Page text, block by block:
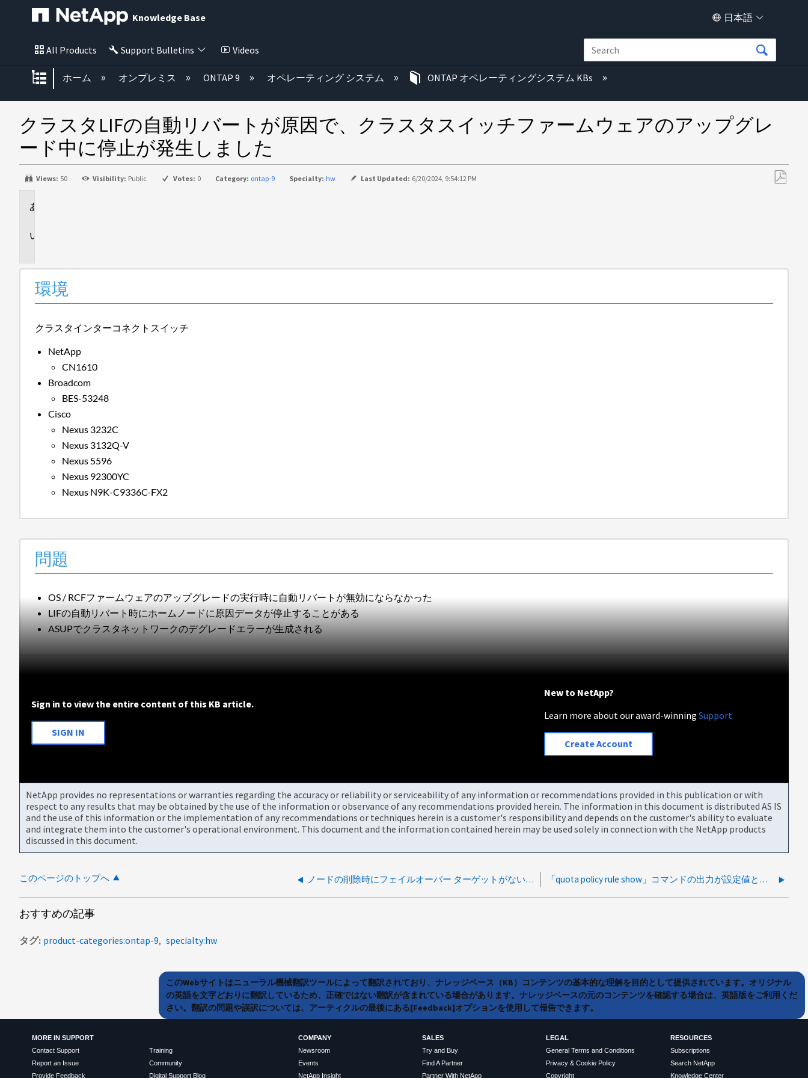
Knowledge Base 日本語
All Products Support Bulletins Videos
グローバル階層を展開/折りたたむ
ホーム オンプレミス ONTAP 9 オペレーティング システム ONTAP オペレーティングシステム KBs
クラスタLIFの自動リバートが原因で、クラスタスイッチファームウェアのアップグレ
ード中に停止が発生しました
Views: 50 Visibility: Public Votes: 0 Category: ontap-9 Specialty: hw Last Updated: 6/20/2024, 9:54:12 PM
環境
クラスタインターコネクトスイッチ
NetApp
CN1610
Broadcom
BES-53248
Cisco
Nexus 3232C
Nexus 3132Q-V
Nexus 5596
Nexus 92300YC
Nexus N9K-C9336C-FX2
問題
OS / RCFファームウェアのアップグレードの実行時に自動リバートが無効にならなかった
LIFの自動リバート時にホームノードに原因データが停止することがある
ASUPでクラスタネットワークのデグレードエラーが生成される
Sign in to view the entire content of this KB article.
SIGN IN
New to NetApp?
Learn more about our award-winningSupport
Create Account
NetApp provides no representations or warranties regarding the accuracy or reliability or serviceability of any information or recommendations provided in this publication or with
respect to any results that may be obtained by the use of the information or observance of any recommendations provided herein. The information in this document is distributed AS IS
and the use of this information or the implementation of any recommendations or techniques herein is a customer's responsibility and depends on the customer's ability to evaluate
and integrate them into the customer's operational environment. This document and the information contained herein may be used solely in connection with the NetApp products
discussed in this document.
このページのトップへ ノードの削除時にフェイルオーバー ターゲットがないための停止 「quota policy rule show」コマンドの出力が設定値と異なる
おすすめの記事
タグ product-categories:ontap-9 specialty:hw
このWebサイトはニューラル機械翻訳ツールによって翻訳されており、ナレッジベース（KB）コンテンツの基本的な理解を目的として提供されています。オリジナル
の英語を文字どおりに翻訳しているため、正確ではない翻訳が含まれている場合があります。ナレッジベースの元のコンテンツを確認する場合は、英語版をご利用くだ
さい。翻訳の問題や誤訳については、アーティクルの最後にある[Feedback]オプションを使用して報告できます。
MORE IN SUPPORT
Contact Support
Report an Issue
Provide Feedback
Training
Community
Digital Support Blog
COMPANY
Newsroom
Events
NetApp Insight
SALES
Try and Buy
Find A Partner
Partner With NetApp
LEGAL
General Terms and Conditions
Privacy & Cookie Policy
Copyright
RESOURCES
Subscriptions
Search NetApp
Knowledge Center